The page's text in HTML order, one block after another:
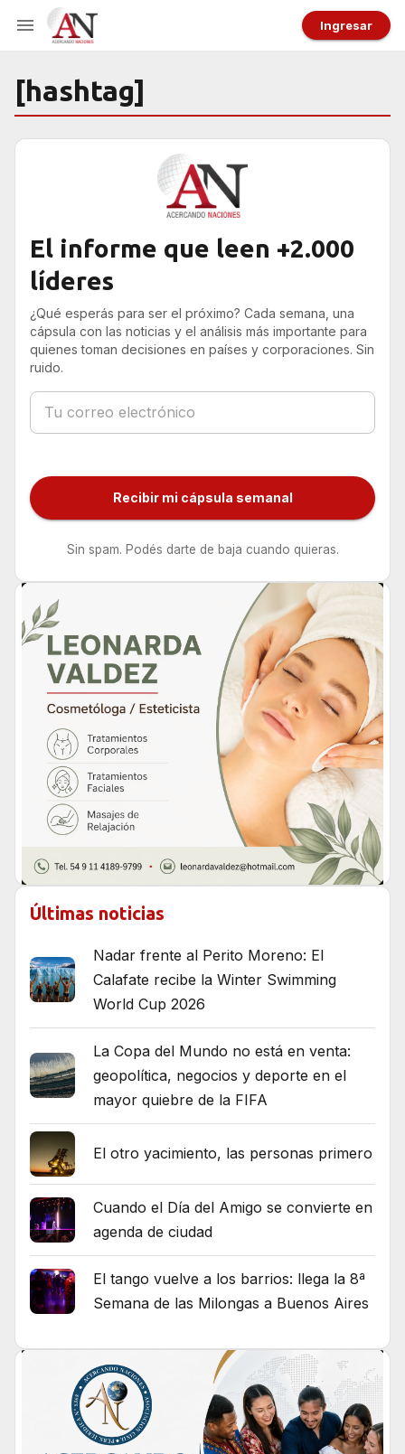
Ingresar
[hashtag]
El informe que leen +2.000
líderes
¿Qué esperás para ser el próximo? Cada semana, una
cápsula con las noticias y el análisis más importante para
quienes toman decisiones en países y corporaciones. Sin
ruido.
Recibir mi cápsula semanal
Sin spam. Podés darte de baja cuando quieras.
Últimas noticias
Nadar frente al Perito Moreno: El
Calafate recibe la Winter Swimming
World Cup 2026
La Copa del Mundo no está en venta:
geopolítica, negocios y deporte en el
mayor quiebre de la FIFA
El otro yacimiento, las personas primero
Cuando el Día del Amigo se convierte en
agenda de ciudad
El tango vuelve a los barrios: llega la 8ª
Semana de las Milongas a Buenos Aires